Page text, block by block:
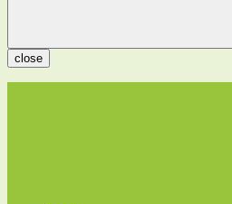
close